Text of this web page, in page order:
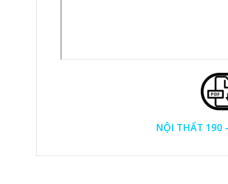
NỘI THẤT 190